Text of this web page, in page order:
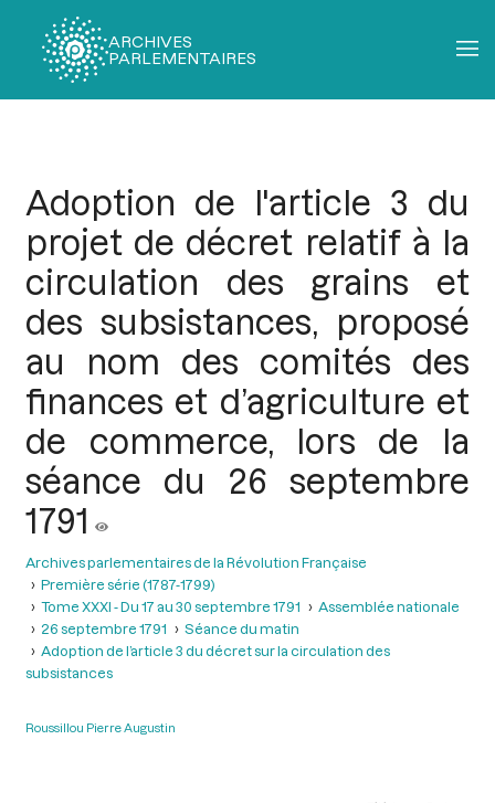
ARCHIVES
PARLEMENTAIRES
Adoption de l'article 3 du
projet de décret relatif à la
circulation des grains et
des subsistances, proposé
au nom des comités des
finances et d’agriculture et
de commerce, lors de la
séance du 26 septembre
1791
Archives parlementaires de la Révolution Française
Première série (1787-1799)
Tome XXXI - Du 17 au 30 septembre 1791
Assemblée nationale
26 septembre 1791
Séance du matin
Adoption de l’article 3 du décret sur la circulation des
subsistances
Roussillou Pierre Augustin